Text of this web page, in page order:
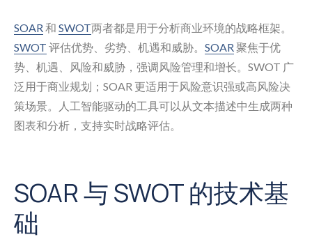
SOAR和 SWOT两者都是用于分析商业环境的战略框架。
SWOT 评估优势、劣势、机遇和威胁。 SOAR聚焦于优
势、机遇、风险和威胁，强调风险管理和增长。SWOT 广
泛用于商业规划；SOAR 更适用于风险意识强或高风险决
策场景。人工智能驱动的工具可以从文本描述中生成两种
图表和分析，支持实时战略评估。
SOAR 与 SWOT 的技术基
础